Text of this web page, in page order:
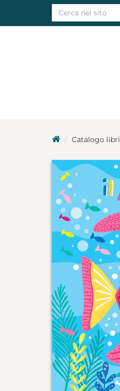
Catalogo libri